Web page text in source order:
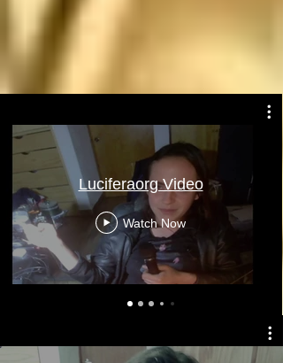
Luciferaorg Video
Watch Now